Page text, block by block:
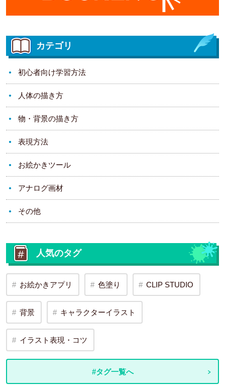
カテゴリ
初心者向け学習方法
人体の描き方
物・背景の描き方
表現方法
お絵かきツール
アナログ画材
その他
人気のタグ
お絵かきアプリ 色塗り CLIP STUDIO
背景 キャラクターイラスト
イラスト表現・コツ
#タグ一覧へ